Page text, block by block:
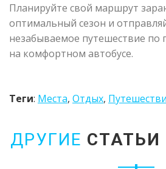
Планируйте свой маршрут
оптимальный сезон и
незабываемое путешествие по
на комфортном автобусе.
Теги: Места, Отдых,
ДРУГИЕ